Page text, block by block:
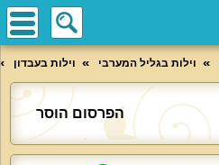
וילות בגליל המערבי וילות בעבדון
הפרסום הוסר